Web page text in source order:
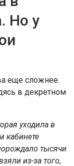
Но у
еще сложнее.
в декретном
уходила в
кабинете
тысячи
из-за того,